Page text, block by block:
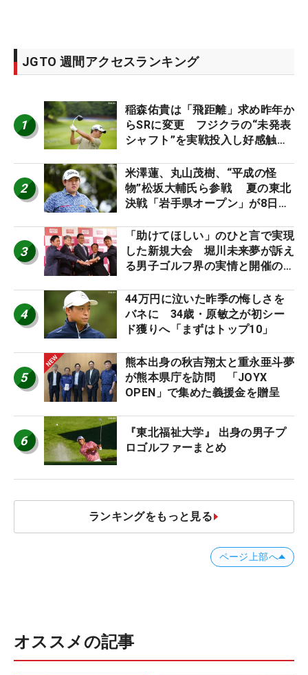
JGTO 週間アクセスランキング
1
稲森佑貴は「飛距離」求め昨年か
らSRに変更 フジクラの“未発表
シャフト”を実戦投入し好感触
ーのヒトネタ！】
2
米澤蓮、丸山茂樹、“平成の怪
物”松坂大輔氏ら参戦 夏の東北
決戦「岩手県オープン」が8日開
3
「助けてほしい」のひと言で実現
した新規大会 堀川未来夢が訴え
る男子ゴルフ界の実情と開催の舞
4
44万円に泣いた昨季の悔しさを
バネに 34歳・原敏之が初シー
ド獲りへ「まずはトップ10」
5
熊本出身の秋吉翔太と重永亜斗夢
が熊本県庁を訪問 「JOYX
OPEN」で集めた義援金を贈呈
6
『東北福祉大学』 出身の男子プ
ロゴルファーまとめ
ランキングをもっと見る
ページ上部へ
オススメの記事